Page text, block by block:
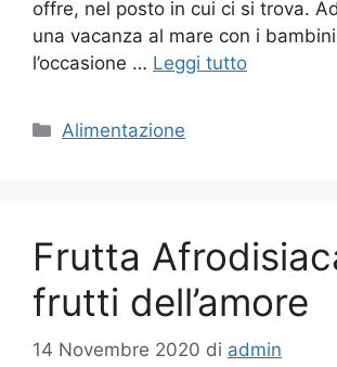
offre, nel posto in cui ci si trova.
una vacanza al mare con i
l’occasione … Leggi tutto
Categorie
Alimentazione
Frutta
frutti dell’amore
14 Novembre 2020 di admin